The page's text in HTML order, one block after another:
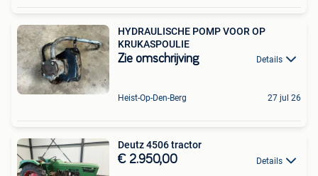
HYDRAULISCHE POMP VOOR OP
KRUKASPOULIE
Zie omschrijving Details
Heist-Op-Den-Berg 27 jul 26
Deutz 4506 tractor
€ 2.950,00 Details